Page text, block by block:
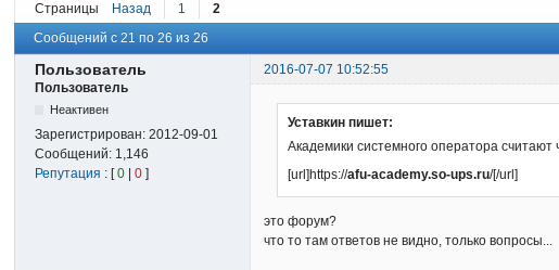
Страницы Назад 1
2
Сообщений с 21 по 26 из 26
Пользователь
2016-07-07 10:52:55
Пользователь
Неактивен
Зарегистрирован:2012-09-01
Сообщений: 1,146
Репутация : [0 |0 ]
Уставкин пишет:
Академики системного оператора считают
[url]https://afu-academy.so-ups.ru/[/url]
это форум?
что то там ответов не видно, только вопросы...